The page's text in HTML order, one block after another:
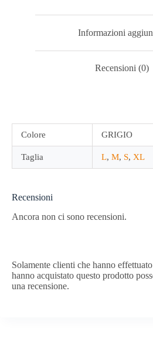
Informazioni
Recensioni (0)
Colore GRIGIO
Taglia L, M, S, XL
Recensioni
Ancora non ci sono recensioni.
Solamente clienti che hanno
hanno acquistato questo prodotto
una recensione.